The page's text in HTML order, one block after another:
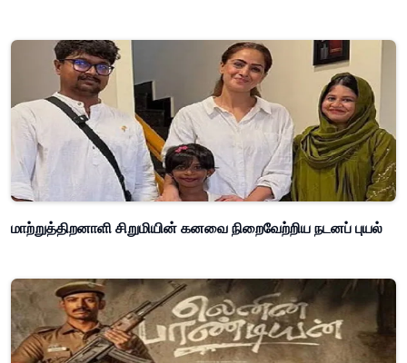
மாற்றுத்திறனாளி சிறுமியின் கனவை நிறைவேற்றிய நடனப் புயல்